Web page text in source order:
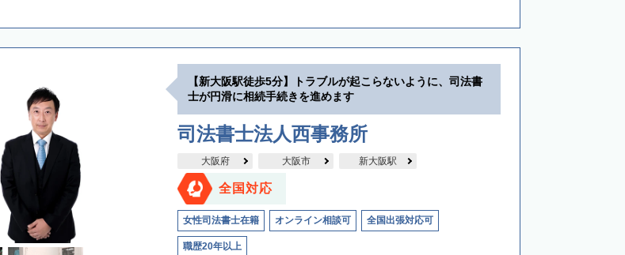
【新大阪駅徒歩5分】トラブルが起こらないように、司法書
士が円滑に相続手続きを進めます
司法書士法人西事務所
大阪府 大阪市 新大阪駅
全国対応
女性司法書士在籍 オンライン相談可 全国出張対応可
職歴20年以上